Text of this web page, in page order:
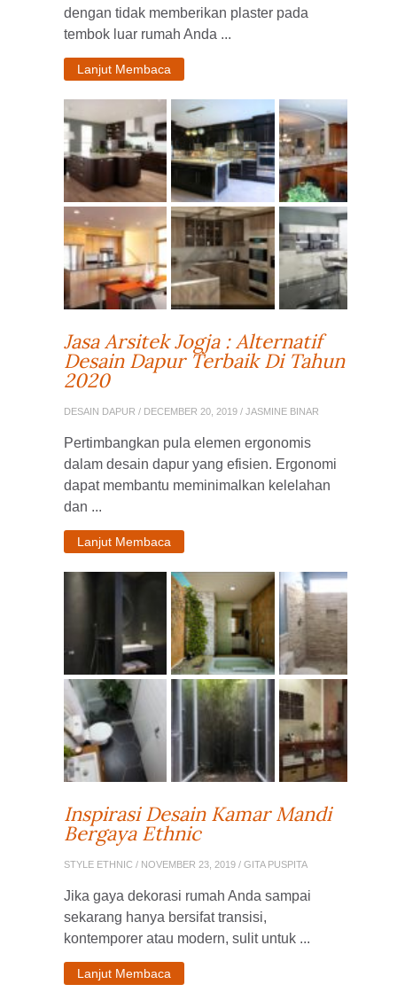
dengan tidak memberikan plaster pada
tembok luar rumah Anda ...
Lanjut Membaca
Jasa Arsitek Jogja : Alternatif
Desain Dapur Terbaik Di Tahun
2020
DESAIN DAPUR / DECEMBER 20, 2019 / JASMINE BINAR
Pertimbangkan pula elemen ergonomis
dalam desain dapur yang efisien. Ergonomi
dapat membantu meminimalkan kelelahan
dan ...
Lanjut Membaca
Inspirasi Desain Kamar Mandi
Bergaya Ethnic
STYLE ETHNIC / NOVEMBER 23, 2019 / GITA PUSPITA
Jika gaya dekorasi rumah Anda sampai
sekarang hanya bersifat transisi,
kontemporer atau modern, sulit untuk ...
Lanjut Membaca